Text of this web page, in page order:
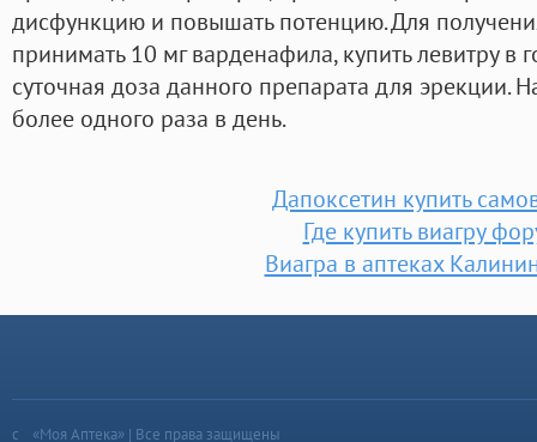
дисфункцию и повышать потенцию. Для
принимать 10 мг варденафила, купить левитру в
суточная доза данного препарата для эрекции.
более одного раза в день.
Дапоксетин купить
Где купить виагру
Виагра в аптеках
«Моя Аптека» | Все права защищены